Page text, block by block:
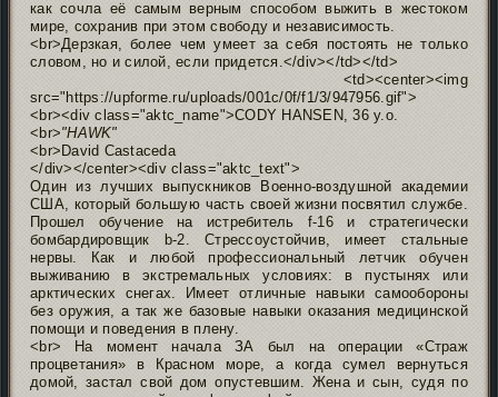
как сочла её самым верным способом выжить в жестоком
мире, сохранив при этом свободу и независимость.
<br>Дерзкая, более чем умеет за себя постоять не только
словом, но и силой, если придется.</div></td></td>
<td><center><img
src="https://upforme.ru/uploads/001c/0f/f1/3/947956.gif">
<br><div class="aktc_name">CODY HANSEN, 36 y.o.
<br>"HAWK"
<br>David Castaсeda
</div></center><div class="aktc_text">
Один из лучших выпускников Военно-воздушной академии
США, который большую часть своей жизни посвятил службе.
Прошел обучение на истребитель f-16 и стратегически
бомбардировщик b-2. Стрессоустойчив, имеет стальные
нервы. Как и любой профессиональный летчик обучен
выживанию в экстремальных условиях: в пустынях или
арктических снегах. Имеет отличные навыки самообороны
без оружия, а так же базовые навыки оказания медицинской
помощи и поведения в плену.
<br> На момент начала ЗА был на операции «Страж
процветания» в Красном море, а когда сумел вернуться
домой, застал свой дом опустевшим. Жена и сын, судя по